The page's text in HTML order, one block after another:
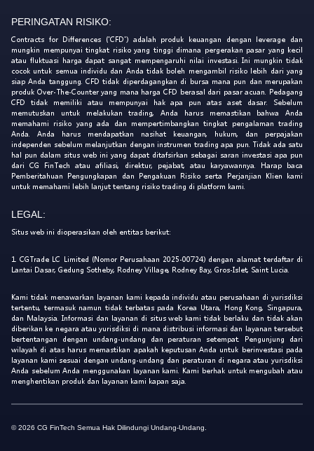
PERINGATAN RISIKO:
Contracts for Differences ('CFD') adalah produk keuangan dengan leverage dan
mungkin mempunyai tingkat risiko yang tinggi dimana pergerakan pasar yang kecil
atau fluktuasi harga dapat sangat mempengaruhi nilai investasi. Ini mungkin tidak
cocok untuk semua individu dan Anda tidak boleh mengambil risiko lebih dari yang
siap Anda tanggung. CFD tidak diperdagangkan di bursa mana pun dan merupakan
produk Over-The-Counter yang mana harga CFD berasal dari pasar acuan. Pedagang
CFD tidak memiliki atau mempunyai hak apa pun atas aset dasar. Sebelum
memutuskan untuk melakukan trading, Anda harus memastikan bahwa Anda
memahami risiko yang ada dan mempertimbangkan tingkat pengalaman trading
Anda. Anda harus mendapatkan nasihat keuangan, hukum, dan perpajakan
independen sebelum melanjutkan dengan instrumen trading apa pun. Tidak ada satu
hal pun dalam situs web ini yang dapat ditafsirkan sebagai saran investasi apa pun
dari CG FinTech atau afiliasi, direktur, pejabat, atau karyawannya. Harap baca
Pemberitahuan Pengungkapan dan Pengakuan Risiko serta Perjanjian Klien kami
untuk memahami lebih lanjut tentang risiko trading di platform kami.
LEGAL:
Situs web ini dioperasikan oleh entitas berikut:
1. CGTrade LC Limited (Nomor Perusahaan 2025-00724) dengan alamat terdaftar di
Lantai Dasar, Gedung Sotheby, Rodney Village, Rodney Bay, Gros-Islet, Saint Lucia.
Kami tidak menawarkan layanan kami kepada individu atau perusahaan di yurisdiksi
tertentu, termasuk namun tidak terbatas pada Korea Utara, Hong Kong, Singapura,
dan Malaysia. Informasi dan layanan di situs web kami tidak berlaku dan tidak akan
diberikan ke negara atau yurisdiksi di mana distribusi informasi dan layanan tersebut
bertentangan dengan undang-undang dan peraturan setempat. Pengunjung dari
wilayah di atas harus memastikan apakah keputusan Anda untuk berinvestasi pada
layanan kami sesuai dengan undang-undang dan peraturan di negara atau yurisdiksi
Anda sebelum Anda menggunakan layanan kami. Kami berhak untuk mengubah atau
menghentikan produk dan layanan kami kapan saja.
© 2026 CG FinTech Semua Hak Dilindungi Undang-Undang.